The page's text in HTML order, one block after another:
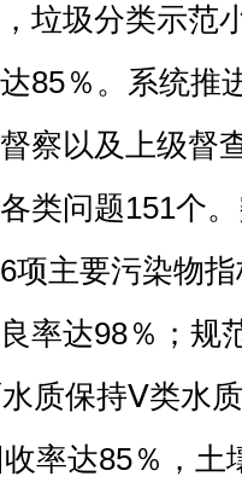
垃圾分类示范
85％。系统推
察以及上级督
类问题151个
项主要污染物
率达98％；规
质保持Ⅴ类水
率达85％，土